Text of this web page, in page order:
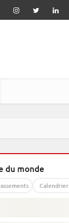
du monde
Calendrier